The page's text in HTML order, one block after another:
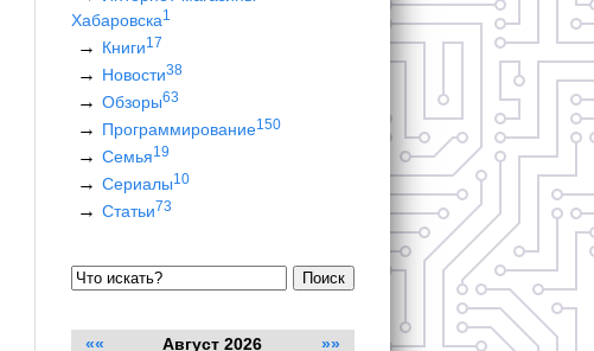
Хабаровска1
Книги17
Новости38
Обзоры63
Программирование150
Семья19
Сериалы10
Статьи 73
Поиск
«« Август 2026 »»